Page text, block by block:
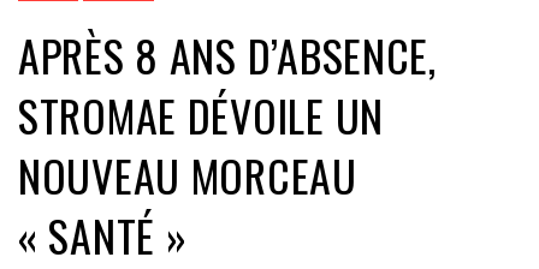
APRÈS 8 ANS D’ABSENCE,
STROMAE DÉVOILE UN
NOUVEAU MORCEAU
« SANTÉ »